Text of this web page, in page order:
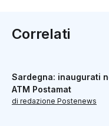
Correlati
Sardegna: inaugurati
ATM Postamat
di redazione Postenews